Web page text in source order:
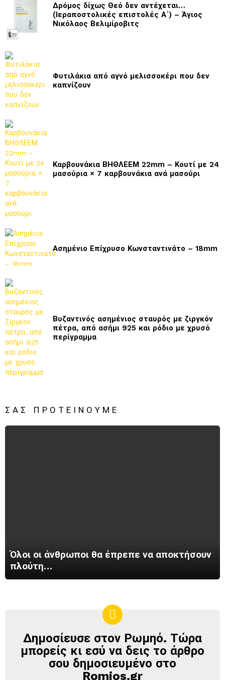
Δρόμος δίχως Θεό δεν αντέχεται…
(Ιεραποστολικές επιστολές Α΄) – Άγιος
Νικόλαος Βελιμίροβιτς
Φυτιλάκια από αγνό μελισσοκέρι που δεν
καπνίζουν
Καρβουνάκια ΒΗΘΛΕΕΜ 22mm – Κουτί με 24
μασούρια × 7 καρβουνάκια ανά μασούρι
Ασημένιο Επίχρυσο Κωνσταντινάτο – 18mm
Βυζαντινός ασημένιος σταυρός με ζιργκόν
πέτρα, από ασήμι 925 και ρόδιο με χρυσό
περίγραμμα
ΣΑΣ ΠΡΟΤΕΊΝΟΥΜΕ
Όλοι οι άνθρωποι θα έπρεπε να αποκτήσουν
πλούτη…
ΔΗΜΟΣΊΕΥΣΕ
ΣΤΟΝ
ΡΩΜΗΌ
Δημοσίευσε στον Ρωμηό. Τώρα
μπορείς κι εσύ να δεις το άρθρο
σου δημοσιευμένο στο
Romios.gr